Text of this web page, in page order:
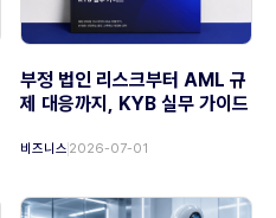
부정 법인 리스크부터 AML 규
제 대응까지, KYB 실무 가이드
비즈니스 2026-07-01